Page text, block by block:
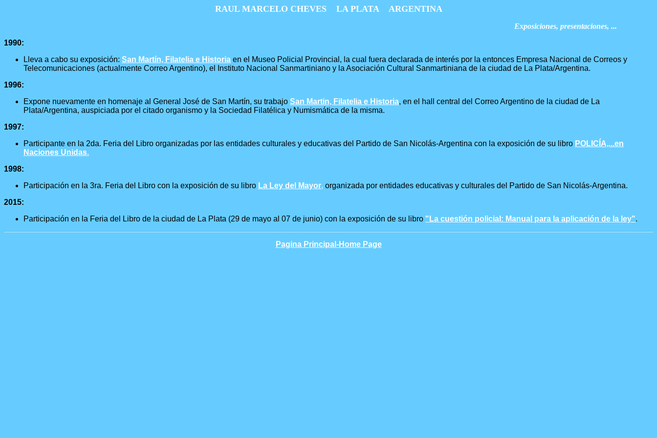
RAUL MARCELO CHEVES LA PLATA ARGENTINA
Exposiciones, presentaciones, ...
1990:
Lleva a cabo su exposición: San Martín, Filatelia e Historia en el Museo Policial Provincial, la cual fuera declarada de interés por la entonces Empresa Nacional de Correos y
Telecomunicaciones (actualmente Correo Argentino), el Instituto Nacional Sanmartiniano y la Asociación Cultural Sanmartiniana de la ciudad de La Plata/Argentina.
1996:
Expone nuevamente en homenaje al General José de San Martín, su trabajo San Martin, Filatelia e Historia, en el hall central del Correo Argentino de la ciudad de La
Plata/Argentina, auspiciada por el citado organismo y la Sociedad Filatélica y Numismática de la misma.
1997:
Participante en la 2da. Feria del Libro organizadas por las entidades culturales y educativas del Partido de San Nicolás-Argentina con la exposición de su libro POLICÍA,...en
Naciones Unidas.
1998:
Participación en la 3ra. Feria del Libro con la exposición de su libro La Ley del Mayor, organizada por entidades educativas y culturales del Partido de San Nicolás-Argentina.
2015:
Participación en la Feria del Libro de la ciudad de La Plata (29 de mayo al 07 de junio) con la exposición de su libro "La cuestión policial: Manual para la aplicación de la ley".
Pagina Principal-Home Page